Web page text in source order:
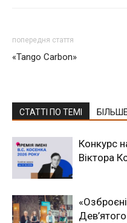
попередня стаття
«Tango Carbon»
СТАТТІ ПО ТЕМІ
Конкурс
Віктора